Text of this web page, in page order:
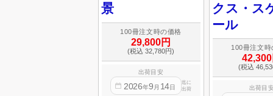
景
100冊注文時の価格
29,800円
(税込 32,780円)
出荷目安
2026年9 月 14日
迄に
出荷
クス・ス
ール
100冊注文時
(税込
出荷目